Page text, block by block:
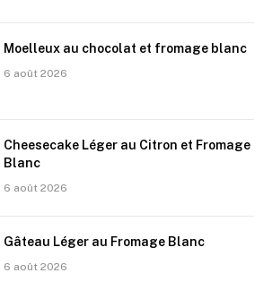
Moelleux au chocolat et fromage blanc
6 août 2026
Cheesecake Léger au Citron et Fromage
Blanc
6 août 2026
Gâteau Léger au Fromage Blanc
6 août 2026